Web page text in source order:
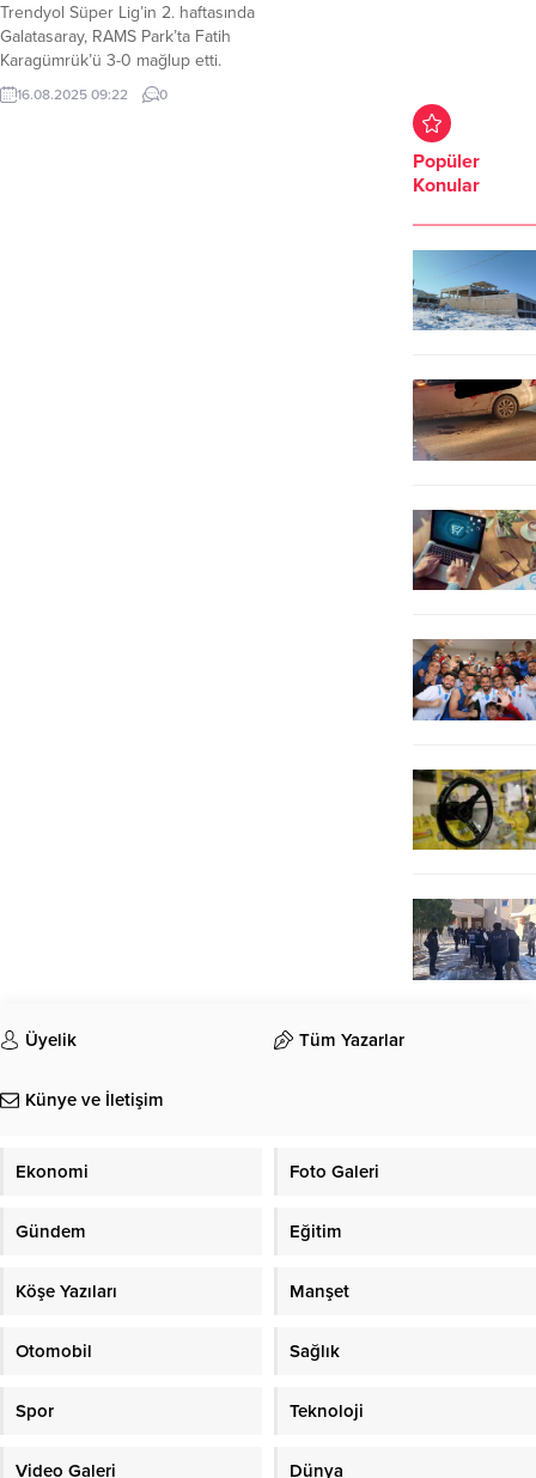
Trendyol Süper Lig’in 2. haftasında
Galatasaray, RAMS Park’ta Fatih
Karagümrük’ü 3-0 mağlup etti.
Maçın golleri Barış Alper Yılmaz,
Fatih Kurucuk (kendi kalesine) ve
16.08.2025 09:22 0
Popüler
Konular
Üyelik Tüm Yazarlar
Künye ve İletişim
Ekonomi Foto Galeri
Gündem Eğitim
Köşe Yazıları Manşet
Otomobil Sağlık
Spor Teknoloji
Video Galeri Dünya